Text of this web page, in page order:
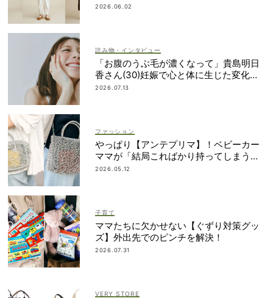
おすすめ
2026.06.02
読み物・インタビュー
「お腹のうぶ毛が濃くなって」貴島明日
香さん(30)妊娠で心と体に生じた変化も
「愛しいです」
2026.07.13
ファッション
やっぱり【アンテプリマ】！ベビーカー
ママが「結局こればかり持ってしまう」
納得の理由
2026.05.12
子育て
ママたちに欠かせない【ぐずり対策グッ
ズ】外出先でのピンチを解決！
2026.07.31
VERY STORE